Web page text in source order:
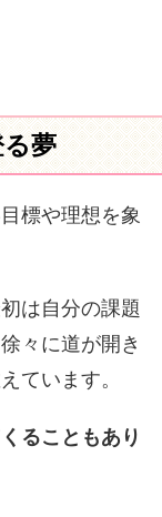
夢
標や理想を象
は自分の課題
々に道が開き
ています。
ることもあり